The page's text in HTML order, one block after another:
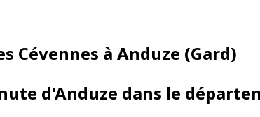
Cévennes à Anduze (Gard)
d'Anduze dans le